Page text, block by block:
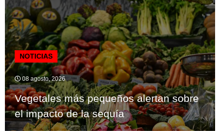
NOTICIAS
08 agosto, 2026
Vegetales más pequeños alertan sobre
el impacto de la sequía